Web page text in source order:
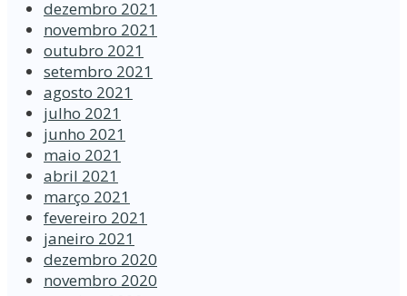
dezembro 2021
novembro 2021
outubro 2021
setembro 2021
agosto 2021
julho 2021
junho 2021
maio 2021
abril 2021
março 2021
fevereiro 2021
janeiro 2021
dezembro 2020
novembro 2020